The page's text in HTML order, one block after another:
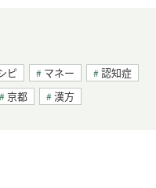
ピ マネー
認知症
京都 漢方